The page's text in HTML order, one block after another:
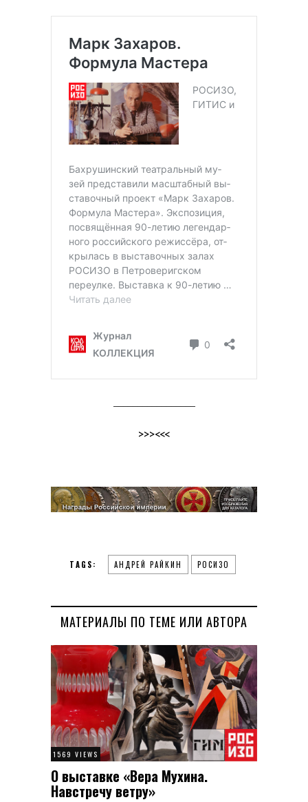
>>><<<
TAGS: АНДРЕЙ РАЙКИН РОСИЗО
МАТЕРИАЛЫ ПО ТЕМЕ ИЛИ АВТОРА
1569 VIEWS
О выставке «Вера Мухина.
Навстречу ветру»